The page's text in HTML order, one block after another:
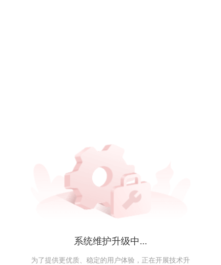
系统维护升级中...
为了提供更优质、稳定的用户体验，正在开展技术升